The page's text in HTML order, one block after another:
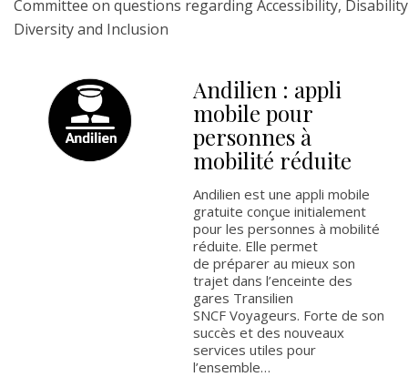
Committee on questions regarding Accessibility,
Diversity and Inclusion
Andilien : appli
mobile pour
personnes à
mobilité réduite
Andilien est une appli mobile
gratuite conçue initialement
pour les personnes à mobilité
réduite.​ Elle permet
de préparer au mieux son
trajet dans l’enceinte des
gares Transilien
SNCF Voyageurs. Forte de son
succès et des nouveaux
services utiles pour
l’ensemble…